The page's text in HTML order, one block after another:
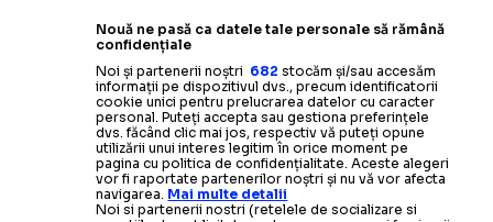
Nouă ne pasă ca datele tale personale să rămână
confidențiale
Noi și partenerii noștri 682 stocăm și/sau accesăm
informații pe dispozitivul dvs., precum identificatorii
cookie unici pentru prelucrarea datelor cu caracter
personal. Puteți accepta sau gestiona preferințele
dvs. făcând clic mai jos, respectiv vă puteți opune
utilizării unui interes legitim în orice moment pe
pagina cu politica de confidențialitate. Aceste alegeri
vor fi raportate partenerilor noștri și nu vă vor afecta
navigarea. Mai multe detalii
Noi si partenerii nostri (retelele de socializare si